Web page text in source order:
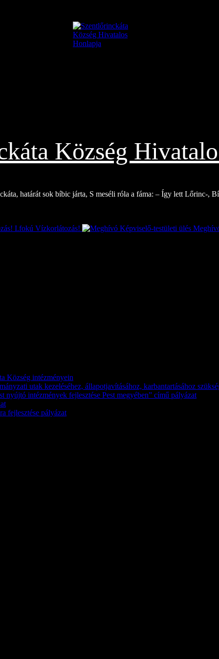
Község
határát sok bíbic járta, S meséli róla a fáma: – Így lett Lőrinc-,
I.fokú Vízkorlátozás!
Község intézményein
utak kezeléséhez, állapotjavításához, karbantartásához
nyújtó intézmények fejlesztése Pest megyében” című pályázat
fejlesztése pályázat